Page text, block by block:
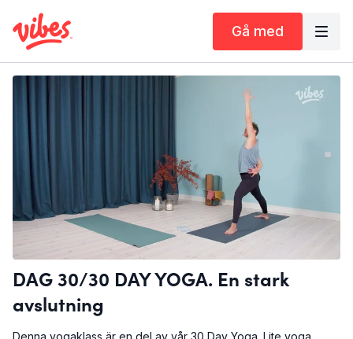
Gå med
DAG 30/30 DAY YOGA. En stark
avslutning